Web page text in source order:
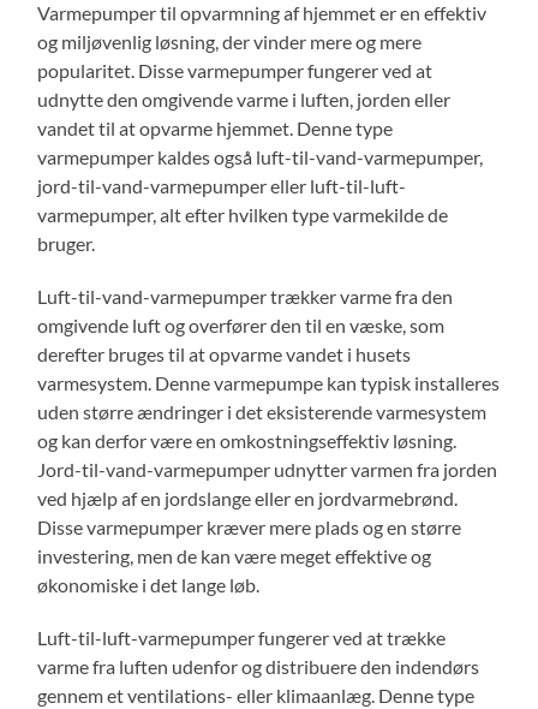
Varmepumper til opvarmning af hjemmet er en effektiv
og miljøvenlig løsning, der vinder mere og mere
popularitet. Disse varmepumper fungerer ved at
udnytte den omgivende varme i luften, jorden eller
vandet til at opvarme hjemmet. Denne type
varmepumper kaldes også luft-til-vand-varmepumper,
jord-til-vand-varmepumper eller luft-til-luft-
varmepumper, alt efter hvilken type varmekilde de
bruger.
Luft-til-vand-varmepumper trækker varme fra den
omgivende luft og overfører den til en væske, som
derefter bruges til at opvarme vandet i husets
varmesystem. Denne varmepumpe kan typisk installeres
uden større ændringer i det eksisterende varmesystem
og kan derfor være en omkostningseffektiv løsning.
Jord-til-vand-varmepumper udnytter varmen fra jorden
ved hjælp af en jordslange eller en jordvarmebrønd.
Disse varmepumper kræver mere plads og en større
investering, men de kan være meget effektive og
økonomiske i det lange løb.
Luft-til-luft-varmepumper fungerer ved at trække
varme fra luften udenfor og distribuere den indendørs
gennem et ventilations- eller klimaanlæg. Denne type